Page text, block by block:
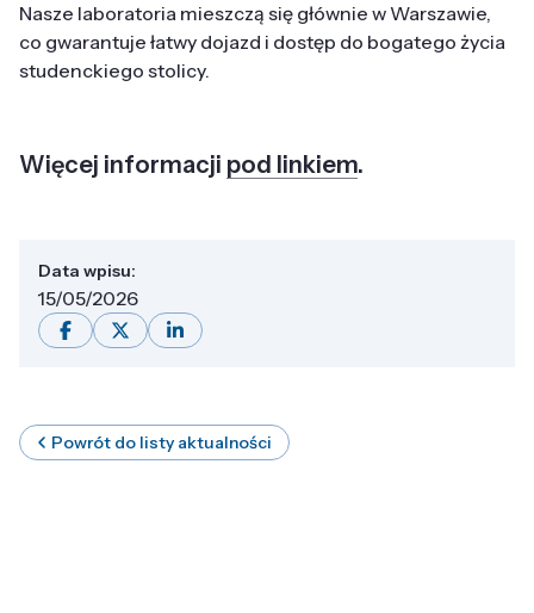
Nasze laboratoria mieszczą się głównie w Warszawie,
co gwarantuje łatwy dojazd i dostęp do bogatego życia
studenckiego stolicy.
Więcej informacji pod linkiem.
Data wpisu:
15/05/2026
Powrót do listy aktualności